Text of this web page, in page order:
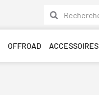
OFFROAD ACCESSOIRES